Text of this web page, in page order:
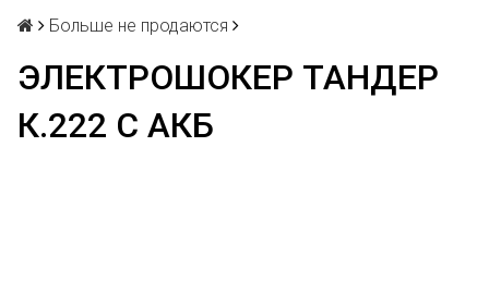
Больше не продаются
ЭЛЕКТРОШОКЕР ТАНДЕР
К.222 С АКБ